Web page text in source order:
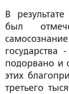
В
был
подорвано и
этих
третьего